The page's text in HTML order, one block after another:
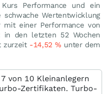
Performance und ein
schwache Wertentwicklung
einer Performance von
in den letzten 52 Wochen
zurzeit -14,52% unter dem
von 10 Kleinanlegern
Zertifikaten. Turbo-